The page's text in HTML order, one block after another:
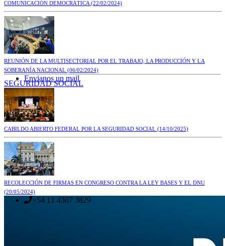
COMUNICACIÓN DEMOCRÁTICA (22/02/2024)
REUNIÓN DE LA MULTISECTORIAL POR EL TRABAJO, LA PRODUCCIÓN Y LA
SOBERANÍA NACIONAL (06/02/2024)
SEGURIDAD SOCIAL
CABILDO ABIERTO FEDERAL POR LA SEGURIDAD SOCIAL (14/10/2025)
RECOLECCIÓN DE FIRMAS EN CONGRESO CONTRA LA LEY BASES Y EL DNU
(20/05/2024)
Envianos un mail
+54 11 4307 3829